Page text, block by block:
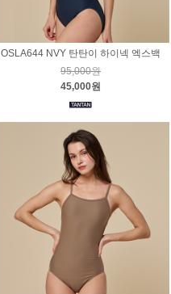
OSLA644 NVY 탄탄이 하이넥 엑스백
95,000원
45,000원